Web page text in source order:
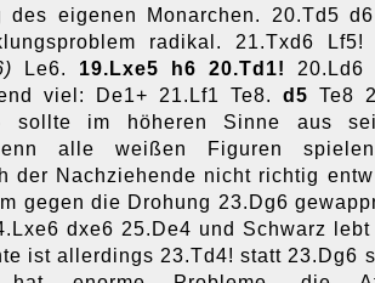
des eigenen Monarchen. 20.Td5
radikal. 21.Txd6 Lf5!
Le6. 19.Lxe5 h6 20.Td1! 20.Ld6
viel: De1+ 21.Lf1 Te8. d5 Te8
sollte im höheren Sinne aus
alle weißen Figuren
der Nachziehende nicht richtig
gegen die Drohung 23.Dg6
dxe6 25.De4 und Schwarz
ist allerdings 23.Td4! statt 23.Dg6